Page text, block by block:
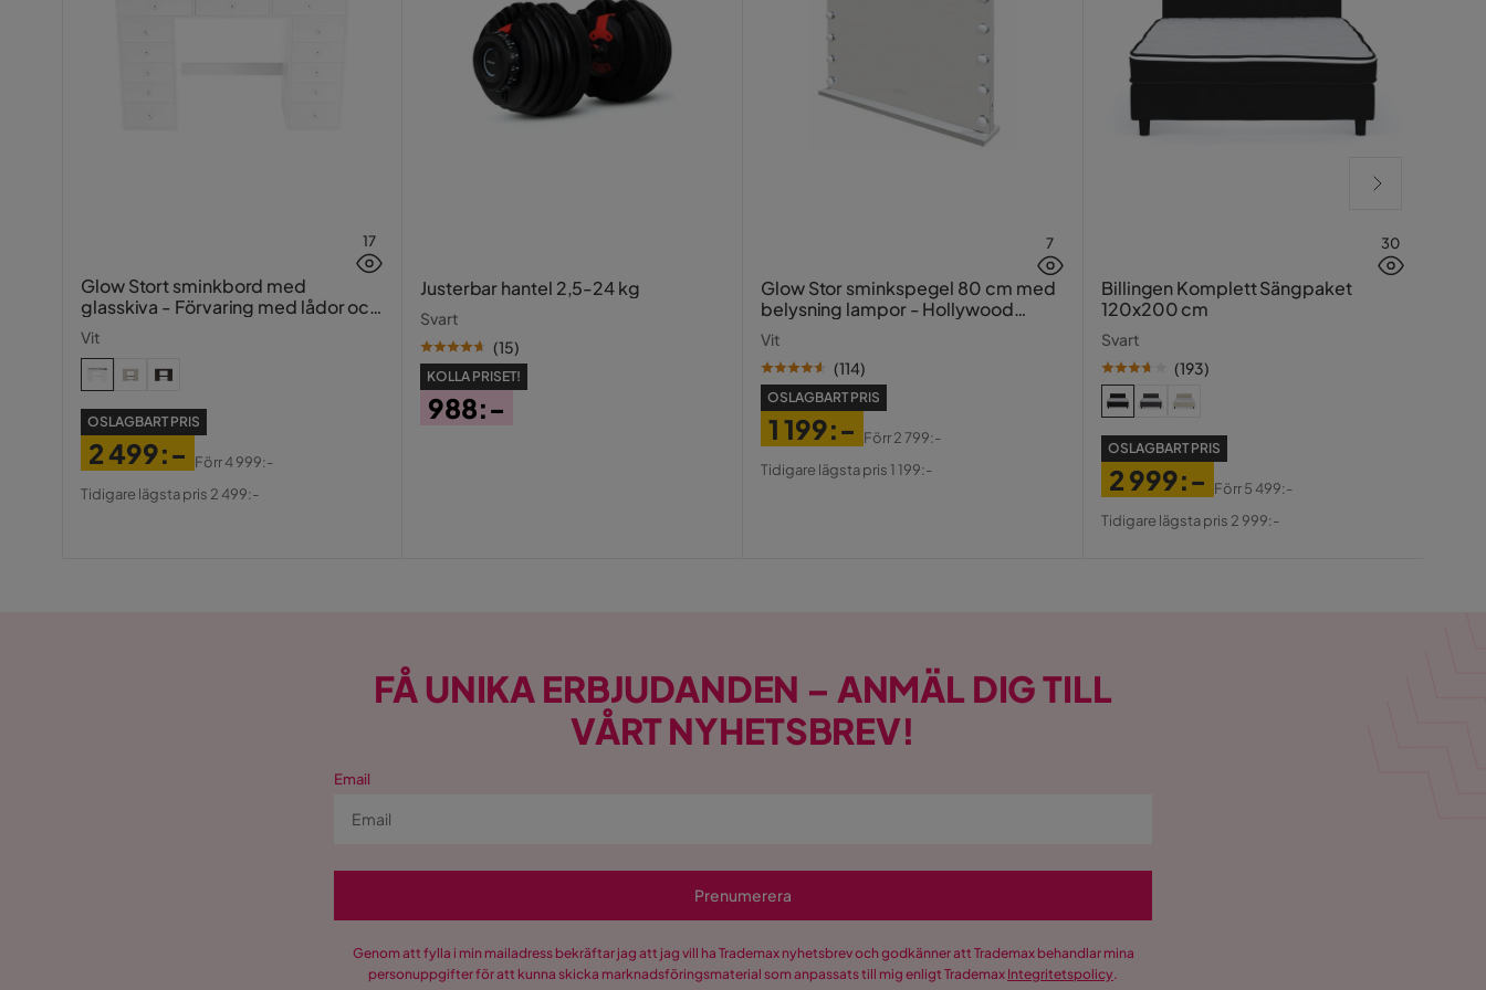
17
Glow Stort sminkbord med
glasskiva - Förvaring med lådor och
Vit
OSLAGBART PRIS
Pris
2 499:-
Original
Förr4 999:-
Tidigare lägsta pris 2 499:-
Justerbar hantel 2,5-24 kg
Svart
(15)
KOLLA PRISET!
988:-
7
Glow Stor sminkspegel 80 cm med
belysning lampor - Hollywood
spegel med USB-charging
Vit
(114)
OSLAGBART PRIS
Pris
1 199:-
Original
Förr2 799:-
Tidigare lägsta pris 1 199:-
30
Billingen Komplett Sängpaket
120x200 cm
Svart
(193)
OSLAGBART PRIS
Pris
2 999:-
Original
Förr5 499:-
Tidigare lägsta pris 2 999:-
FÅ UNIKA ERBJUDANDEN – ANMÄL DIG TILL
VÅRT NYHETSBREV!
Email
Prenumerera
Genom att fylla i min mailadress bekräftar jag att jag vill ha Trademax nyhetsbrev och godkänner att Trademax behandlar mina
personuppgifter för att kunna skicka marknadsföringsmaterial som anpassats till mig enligt Trademax Integritetspolicy.